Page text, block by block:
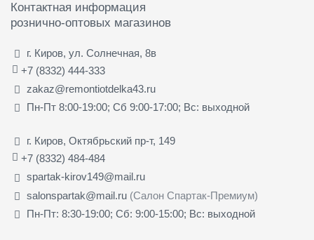
Контактная информация
рознично-оптовых магазинов
г. Киров, ул. Солнечная, 8в
+7 (8332) 444-333
zakaz@remontiotdelka43.ru
Пн-Пт 8:00-19:00; Сб 9:00-17:00; Вс: выходной
г. Киров, Октябрьский пр-т, 149
+7 (8332) 484-484
spartak-kirov149@mail.ru
salonspartak@mail.ru (Салон Спартак-Премиум)
Пн-Пт: 8:30-19:00; Сб: 9:00-15:00; Вс: выходной